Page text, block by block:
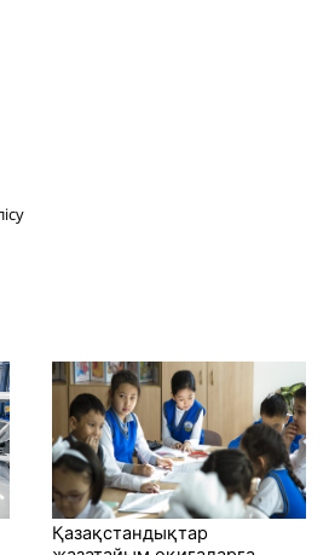
Қазақстандықтар